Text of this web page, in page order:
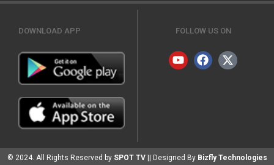
DOWNLOAD APP FOLLOW US ON
© 2024. All Rights Reserved by SPOT TV || Designed By Bizfly Technologies